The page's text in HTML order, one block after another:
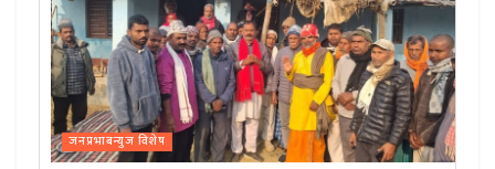
जनप्रभाबन्युज विशेष